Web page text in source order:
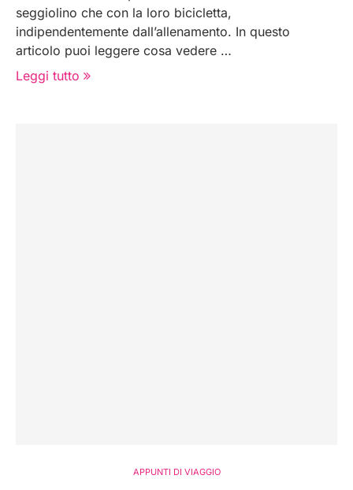
seggiolino che con la loro bicicletta,
indipendentemente dall’allenamento. In questo
articolo puoi leggere cosa vedere …
Leggi tutto
APPUNTI DI VIAGGIO